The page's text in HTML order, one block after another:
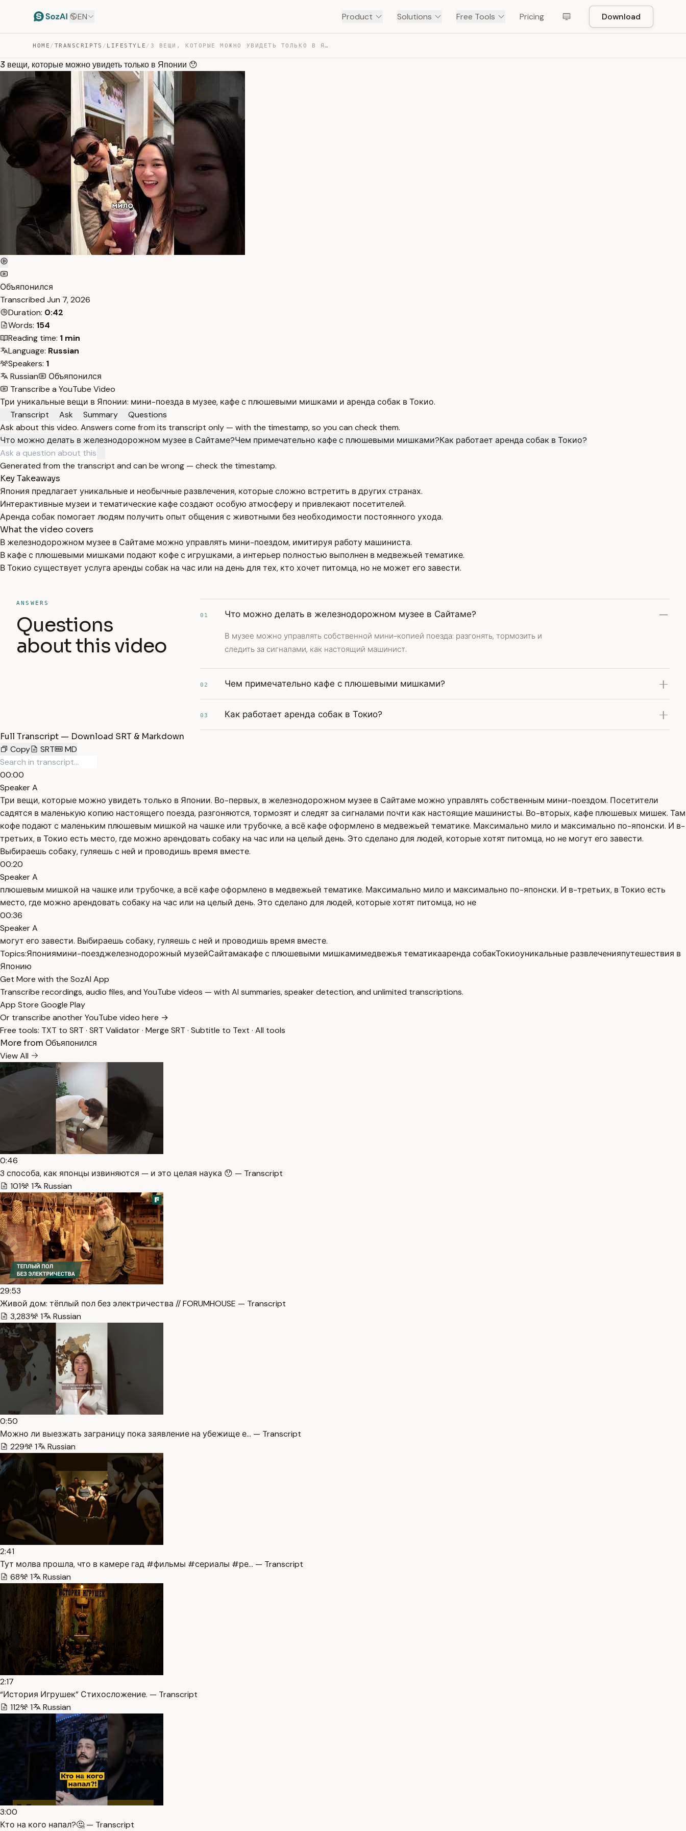
EN Product Solutions Free Tools Pricing Download
HOME / TRANSCRIPTS / LIFESTYLE / 3 ВЕЩИ, КОТОРЫЕ МОЖНО УВИДЕТЬ ТОЛЬКО В ЯПОНИИ 😯 — TRANSCRIPT
3 вещи, которые можно увидеть только в Японии 😯
Объяпонился
Transcribed Jun 7, 2026
Duration: 0:42
Words: 154
Reading time: 1 min
Language: Russian
Speakers: 1
Russian
Объяпонился
Transcribe a YouTube Video
Три уникальные вещи в Японии: мини-поезда в музее, кафе с плюшевыми мишками и аренда собак в Токио.
Transcript
Ask Summary
Questions
Ask about this video. Answers come from its transcript only — with the timestamp, so you can check them.
Что можно делать в железнодорожном музее в Сайтаме?Чем примечательно кафе с плюшевыми мишками?Как работает аренда собак в Токио?
Generated from the transcript and can be wrong — check the timestamp.
Key Takeaways
Япония предлагает уникальные и необычные развлечения, которые сложно встретить в других странах.
Интерактивные музеи и тематические кафе создают особую атмосферу и привлекают посетителей.
Аренда собак помогает людям получить опыт общения с животными без необходимости постоянного ухода.
What the video covers
В железнодорожном музее в Сайтаме можно управлять мини-поездом, имитируя работу машиниста.
В кафе с плюшевыми мишками подают кофе с игрушками, а интерьер полностью выполнен в медвежьей тематике.
В Токио существует услуга аренды собак на час или на день для тех, кто хочет питомца, но не может его завести.
ANSWERS
Questions
about this video
01 Что можно делать в железнодорожном музее в Сайтаме?
В музее можно управлять собственной мини-копией поезда: разгонять, тормозить и
следить за сигналами, как настоящий машинист.
02 Чем примечательно кафе с плюшевыми мишками?
03 Как работает аренда собак в Токио?
Full Transcript — Download SRT & Markdown
Copy
SRT MD
00:00
Speaker A
Три вещи, которые можно увидеть только в Японии. Во-первых, в железнодорожном музее в Сайтаме можно управлять собственным мини-поездом. Посетители
садятся в маленькую копию настоящего поезда, разгоняются, тормозят и следят за сигналами почти как настоящие машинисты. Во-вторых, кафе плюшевых мишек. Там
кофе подают с маленьким плюшевым мишкой на чашке или трубочке, а всё кафе оформлено в медвежьей тематике. Максимально мило и максимально по-японски. И в-
третьих, в Токио есть место, где можно арендовать собаку на час или на целый день. Это сделано для людей, которые хотят питомца, но не могут его завести.
Выбираешь собаку, гуляешь с ней и проводишь время вместе.
00:20
Speaker A
плюшевым мишкой на чашке или трубочке, а всё кафе оформлено в медвежьей тематике. Максимально мило и максимально по-японски. И в-третьих, в Токио есть
место, где можно арендовать собаку на час или на целый день. Это сделано для людей, которые хотят питомца, но не
00:36
Speaker A
могут его завести. Выбираешь собаку, гуляешь с ней и проводишь время вместе.
Topics:Япониямини-поезджелезнодорожный музейСайтамакафе с плюшевыми мишкамимедвежья тематикааренда собакТокиоуникальные развлеченияпутешествия в
Японию
Get More with the SozAI App
Transcribe recordings, audio files, and YouTube videos — with AI summaries, speaker detection, and unlimited transcriptions.
App Store Google Play
Or transcribe another YouTube video here →
Free tools: TXT to SRT · SRT Validator· Merge SRT · Subtitle to Text · All tools
More from Объяпонился
View All
0:46
3 способа, как японцы извиняются — и это целая наука 😯 — Transcript
101
1 Russian
29:53
Живой дом: тёплый пол без электричества // FORUMHOUSE — Transcript
3,283
1 Russian
0:50
Можно ли выезжать заграницу пока заявление на убежище е… — Transcript
229
1 Russian
2:41
Тут молва прошла, что в камере гад #фильмы #сериалы #ре… — Transcript
68
1 Russian
2:17
“История Игрушек” Стихосложение. — Transcript
112
1 Russian
3:00
Кто на кого напал?🤔 — Transcript